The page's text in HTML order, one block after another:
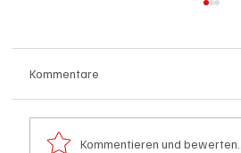
Kommentare
Kommentieren und bewerten...